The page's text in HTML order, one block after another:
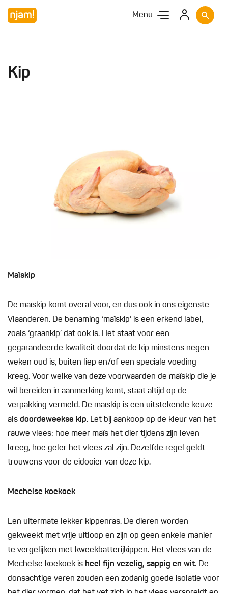
Menu
Kip
Maïskip
De maïskip komt overal voor, en dus ook in ons eigenste
Vlaanderen. De benaming ‘maïskip’ is een erkend label,
zoals ‘graankip’ dat ook is. Het staat voor een
gegarandeerde kwaliteit doordat de kip minstens negen
weken oud is, buiten liep en/of een speciale voeding
kreeg. Voor welke van deze voorwaarden de maïskip die je
wil bereiden in aanmerking komt, staat altijd op de
verpakking vermeld. De maïskip is een uitstekende keuze
als doordeweekse kip. Let bij aankoop op de kleur van het
rauwe vlees: hoe meer maïs het dier tijdens zijn leven
kreeg, hoe geler het vlees zal zijn. Dezelfde regel geldt
trouwens voor de eidooier van deze kip.
Mechelse koekoek
Een uitermate lekker kippenras. De dieren worden
gekweekt met vrije uitloop en zijn op geen enkele manier
te vergelijken met kweekbatterijkippen. Het vlees van de
Mechelse koekoek is heel fijn vezelig, sappig en wit. De
donsachtige veren zouden een zodanig goede isolatie voor